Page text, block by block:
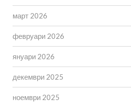
март 2026
февруари 2026
януари 2026
декември 2025
ноември 2025